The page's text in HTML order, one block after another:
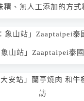
精、無人工添加的方式
象山站」Zaaptaipei泰